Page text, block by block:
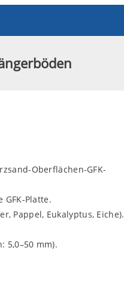
Oberflächen-GFK-
GFK-Platte.
Pappel, Eukalyptus, Eiche).
5,0–50 mm).